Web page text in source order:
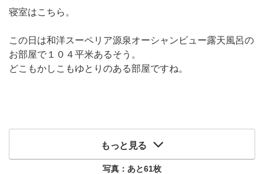
寝室はこちら。
この日は和洋スーペリア源泉オーシャンビュー露天風呂の
お部屋で１０４平米あるそう。
どこもかしこもゆとりのある部屋ですね。
もっと見る
写真：あと61枚